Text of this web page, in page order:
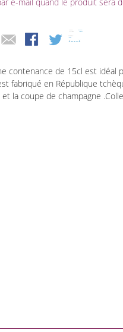
contenance de 15cl est
fabriqué en République
la coupe de champagne